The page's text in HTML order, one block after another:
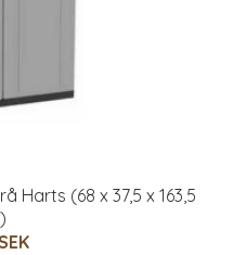
Harts (68 x 37,5 x 163,5